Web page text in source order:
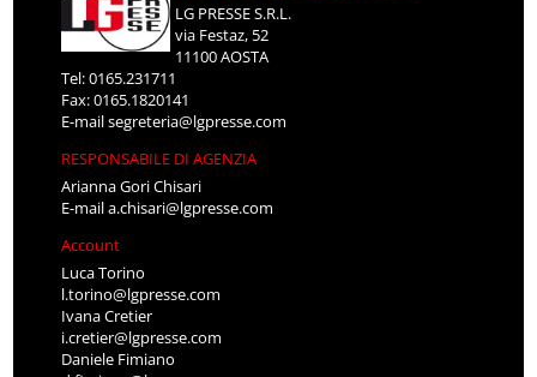
LG PRESSE S.R.L.
via Festaz, 52
11100 AOSTA
Tel: 0165.231711
Fax: 0165.1820141
E-mailsegreteria@lgpresse.com
RESPONSABILE DI AGENZIA
Arianna Gori Chisari
E-maila.chisari@lgpresse.com
Account
Luca Torino
l.torino@lgpresse.com
Ivana Cretier
i.cretier@lgpresse.com
Daniele Fimiano